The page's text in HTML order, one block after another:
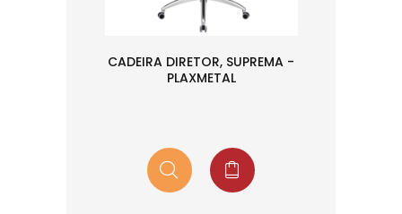
CADEIRA DIRETOR, SUPREMA -
PLAXMETAL